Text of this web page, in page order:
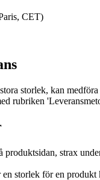
CET)
storlek, kan
rubriken
strax
storlek för en